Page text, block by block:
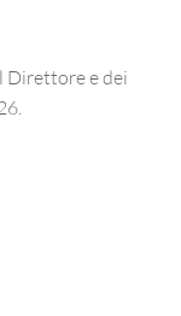
Direttore e dei